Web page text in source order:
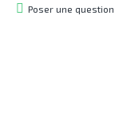
Poser une question